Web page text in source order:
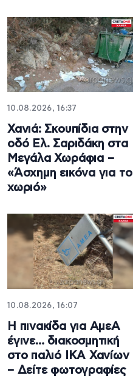
10.08.2026, 16:37
Χανιά: Σκουπίδια στην
οδό Ελ. Σαριδάκη στα
Μεγάλα Χωράφια –
«Άσχημη εικόνα για το
χωριό»
10.08.2026, 16:07
Η πινακίδα για ΑμεΑ
έγινε… διακοσμητική
στο παλιό ΙΚΑ Χανίων
– Δείτε φωτογραφίες